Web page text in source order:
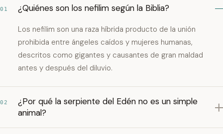
01 ¿Quiénes son los nefilim según la Biblia?
Los nefilim son una raza híbrida producto de la unión
prohibida entre ángeles caídos y mujeres humanas,
descritos como gigantes y causantes de gran maldad
antes y después del diluvio.
02
¿Por qué la serpiente del Edén no es un simple
animal?